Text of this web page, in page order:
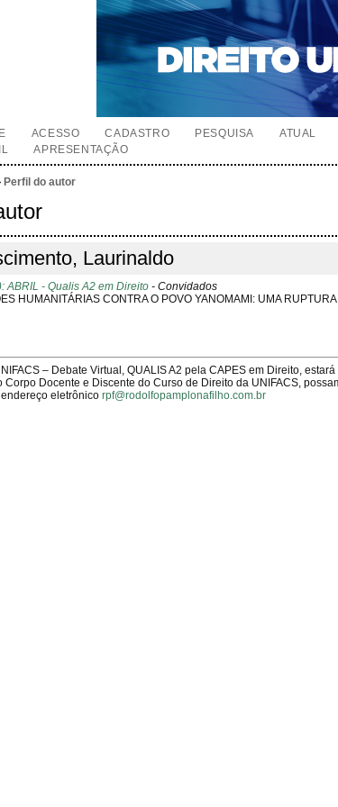
ACESSO CADASTRO PESQUISA ATUAL
APRESENTAÇÃO
Perfil do autor
Laurinaldo
ABRIL - Qualis A2 em Direito - Convidados
HUMANITÁRIAS CONTRA O POVO YANOMAMI: UMA
– Debate Virtual, QUALIS A2 pela CAPES em Direito,
Corpo Docente e Discente do Curso de Direito da UNIFACS,
eletrônicorpf@rodolfopamplonafilho.com.br